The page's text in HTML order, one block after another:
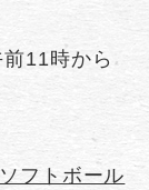
11時から
フトボール